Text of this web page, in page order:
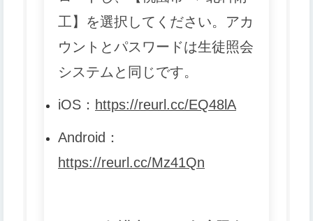
工】を選択してください。アカ
ウントとパスワードは生徒照会
システムと同じです。
iOS ： https://reurl.cc/EQ48lA
Android ：
https://reurl.cc/Mz41Qn